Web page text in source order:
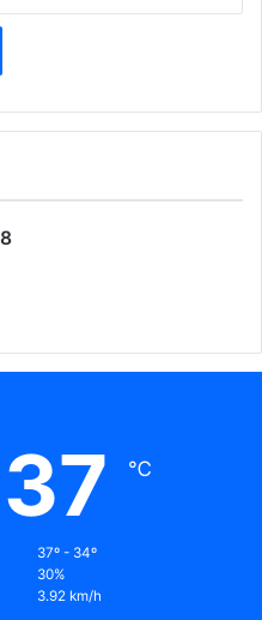
8
37 ℃
37º - 34º
30%
3.92 km/h